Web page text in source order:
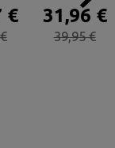
€ 31,96 €
39,95 €